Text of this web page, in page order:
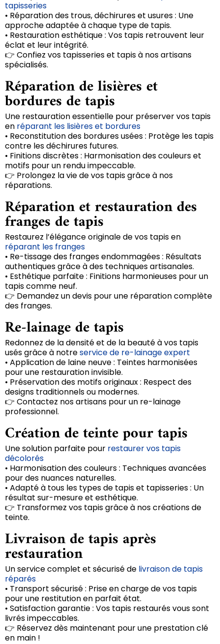
tapisseries
• Réparation des trous, déchirures et usures : Une
approche adaptée à chaque type de tapis.
• Restauration esthétique : Vos tapis retrouvent leur
éclat et leur intégrité.
👉 Confiez vos tapisseries et tapis à nos artisans
spécialisés.
Réparation de lisières et
bordures de tapis
Une restauration essentielle pour préserver vos tapis
en réparant les lisières et bordures
• Reconstitution des bordures usées : Protège les tapis
contre les déchirures futures.
• Finitions discrètes : Harmonisation des couleurs et
motifs pour un rendu impeccable.
👉 Prolongez la vie de vos tapis grâce à nos
réparations.
Réparation et restauration des
franges de tapis
Restaurez l’élégance originale de vos tapis en
réparant les franges
• Re-tissage des franges endommagées : Résultats
authentiques grâce à des techniques artisanales.
• Esthétique parfaite : Finitions harmonieuses pour un
tapis comme neuf.
👉 Demandez un devis pour une réparation complète
des franges.
Re-lainage de tapis
Redonnez de la densité et de la beauté à vos tapis
usés grâce à notreservice de re-lainage expert
• Application de laine neuve : Teintes harmonisées
pour une restauration invisible.
• Préservation des motifs originaux : Respect des
designs traditionnels ou modernes.
👉 Contactez nos artisans pour un re-lainage
professionnel.
Création de teinte pour tapis
Une solution parfaite pour restaurer vos tapis
décolorés
• Harmonisation des couleurs : Techniques avancées
pour des nuances naturelles.
• Adapté à tous les types de tapis et tapisseries : Un
résultat sur-mesure et esthétique.
👉 Transformez vos tapis grâce à nos créations de
teinte.
Livraison de tapis après
restauration
Un service complet et sécurisé de livraison de tapis
réparés
• Transport sécurisé : Prise en charge de vos tapis
pour une restitution en parfait état.
• Satisfaction garantie : Vos tapis restaurés vous sont
livrés impeccables.
👉 Réservez dès maintenant pour une prestation clé
en main !